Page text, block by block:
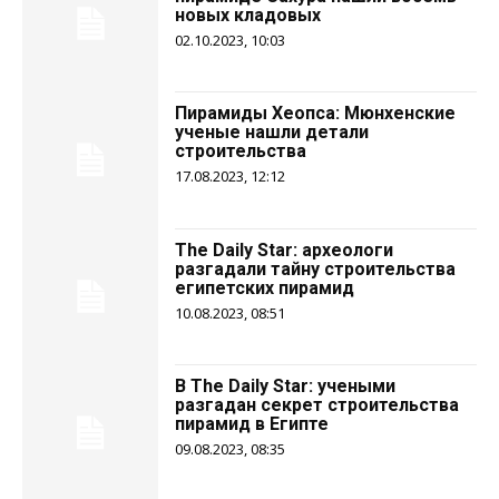
новых кладовых
02.10.2023, 10:03
Пирамиды Хеопса: Мюнхенские
ученые нашли детали
строительства
17.08.2023, 12:12
The Daily Star: археологи
разгадали тайну строительства
египетских пирамид
10.08.2023, 08:51
В The Daily Star: учеными
разгадан секрет строительства
пирамид в Египте
09.08.2023, 08:35